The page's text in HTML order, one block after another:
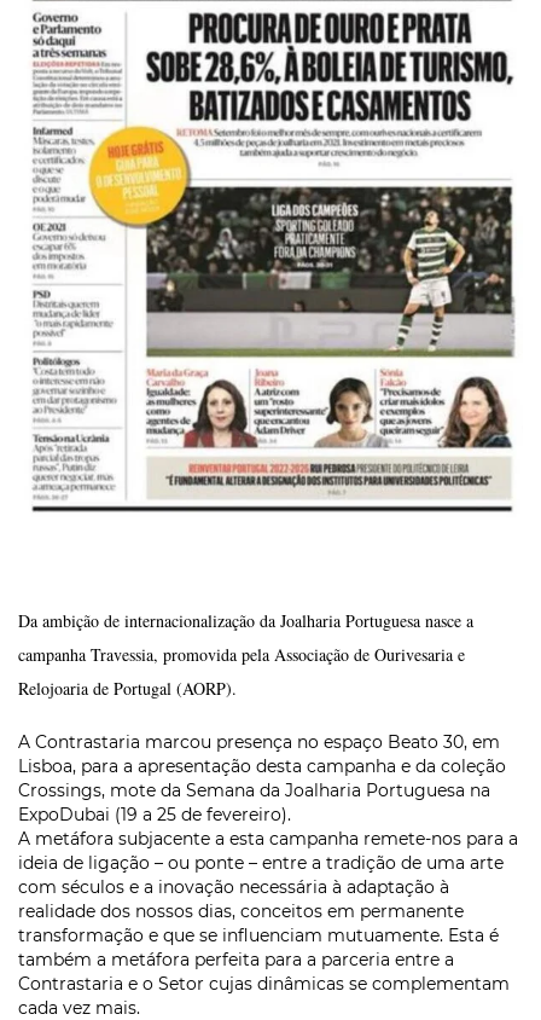
Da ambição de internacionalização da Joalharia Portuguesa nasce a
campanha Travessia, promovida pela Associação de Ourivesaria e
Relojoaria de Portugal (AORP).
A Contrastaria marcou presença no espaço Beato 30, em
Lisboa, para a apresentação desta campanha e da coleção
Crossings, mote da Semana da Joalharia Portuguesa na
ExpoDubai (19 a 25 de fevereiro).
A metáfora subjacente a esta campanha remete-nos para a
ideia de ligação – ou ponte – entre a tradição de uma arte
com séculos e a inovação necessária à adaptação à
realidade dos nossos dias, conceitos em permanente
transformação e que se influenciam mutuamente. Esta é
também a metáfora perfeita para a parceria entre a
Contrastaria e o Setor cujas dinâmicas se complementam
cada vez mais.